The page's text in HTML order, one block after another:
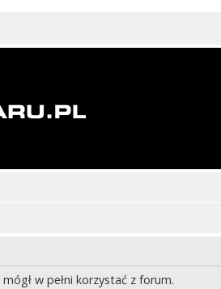
w pełni korzystać z forum.